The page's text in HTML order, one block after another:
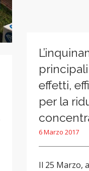
effetti,
per la
6 Marzo 2017
Il 25 Marzo,